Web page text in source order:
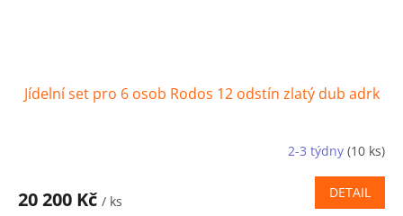
Jídelní set pro 6 osob Rodos 12 odstín zlatý dub adrk
2-3 týdny (10 ks)
20 200 Kč / ks
DETAIL